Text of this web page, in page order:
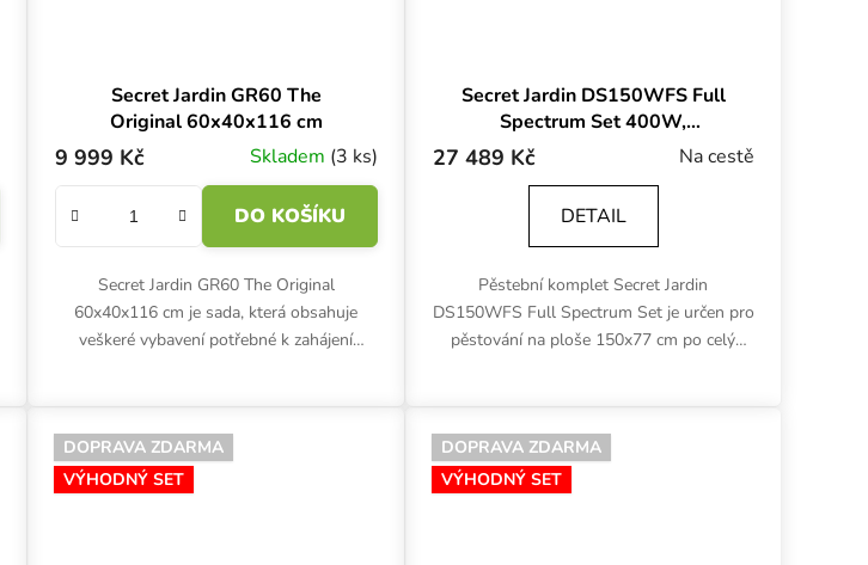
Secret Jardin GR60 The
Original 60x40x116 cm
Skladem (3 ks)
9 999 Kč
DO KOŠÍKU
Secret Jardin GR60 The Original
60x40x116 cm je sada, která obsahuje
veškeré vybavení potřebné k zahájení
Secret Jardin DS150WFS Full
Spectrum Set 400W,
150x77x200 cm
Na cestě
27 489 Kč
DETAIL
Pěstební komplet Secret Jardin
DS150WFS Full Spectrum Set je určen pro
pěstování na ploše 150x77 cm po celý
DOPRAVA ZDARMA
VÝHODNÝ SET
DOPRAVA ZDARMA
VÝHODNÝ SET